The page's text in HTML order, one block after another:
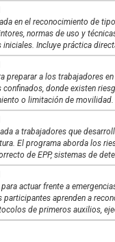
en el reconocimiento de
normas de uso y
Incluye práctica
preparar a los trabajadores
confinados, donde existen
o limitación de movilidad.
a trabajadores que
El programa aborda los
de EPP, sistemas de
actuar frente a
participantes aprenden a
de primeros auxilios,